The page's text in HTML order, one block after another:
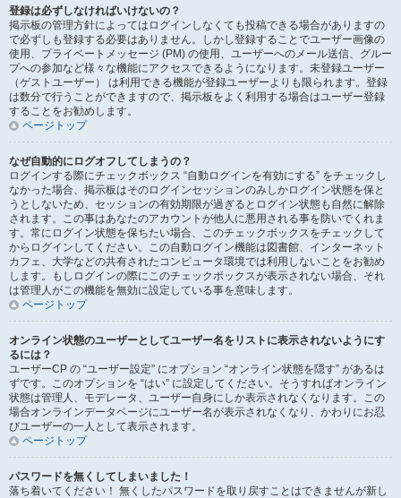
登録は必ずしなければいけないの？
掲示板の管理方針によってはログインしなくても投稿できる場合がありますの
で必ずしも登録する必要はありません。しかし登録することでユーザー画像の
使用、プライベートメッセージ (PM) の使用、ユーザーへのメール送信、グルー
プへの参加など様々な機能にアクセスできるようになります。未登録ユーザー
（ゲストユーザー） は利用できる機能が登録ユーザーよりも限られます。登録
は数分で行うことができますので、掲示板をよく利用する場合はユーザー登録
することをお勧めします。
ページトップ
なぜ自動的にログオフしてしまうの？
ログインする際にチェックボックス “自動ログインを有効にする” をチェックし
なかった場合、掲示板はそのログインセッションのみしかログイン状態を保と
うとしないため、セッションの有効期限が過ぎるとログイン状態も自然に解除
されます。この事はあなたのアカウントが他人に悪用される事を防いでくれま
す。常にログイン状態を保ちたい場合、このチェックボックスをチェックして
からログインしてください。この自動ログイン機能は図書館、インターネット
カフェ、大学などの共有されたコンピュータ環境では利用しないことをお勧め
します。もしログインの際にこのチェックボックスが表示されない場合、それ
は管理人がこの機能を無効に設定している事を意味します。
ページトップ
オンライン状態のユーザーとしてユーザー名をリストに表示されないようにす
るには？
ユーザーCP の “ユーザー設定” にオプション “オンライン状態を隠す” があるは
ずです。このオプションを “はい” に設定してください。そうすればオンライン
状態は管理人、モデレータ、ユーザー自身にしか表示されなくなります。この
場合オンラインデータページにユーザー名が表示されなくなり、かわりにお忍
びユーザーの一人として表示されます。
ページトップ
パスワードを無くしてしまいました！
落ち着いてください！ 無くしたパスワードを取り戻すことはできませんが新し